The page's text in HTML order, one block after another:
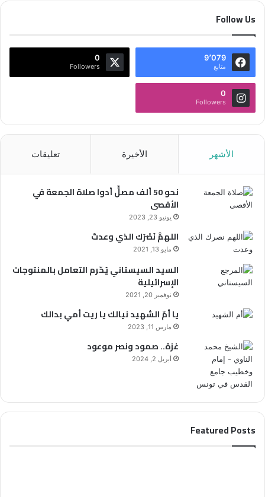
Follow Us
9٬079
متابع
0
Followers
0
Followers
الأشهر الأخيرة تعليقات
نحو 50 ألف مصلٍّ أدوا صلاة الجمعة في
الأقصى
يونيو 23, 2023
اللهمَّ نَصْرَك الذي وعدتَ
مايو 13, 2021
السيد السيستاني يُحّرم التعامل بالمنتوجات
الإسرائيلية
نوفمبر 20, 2021
يا أمّ الشهيد نيالك يا ريت أمي بدالك
مارس 11, 2023
غزة.. صمود ونصر موعود
أبريل 2, 2024
Featured Posts